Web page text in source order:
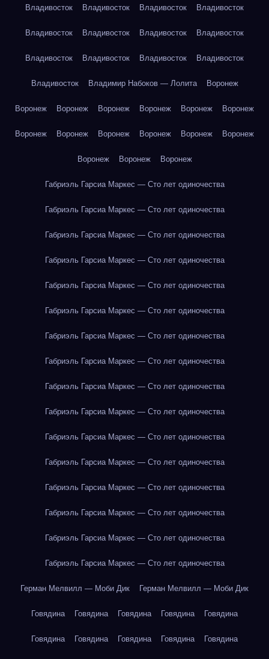
Владивосток Владивосток Владивосток Владивосток
Владивосток Владивосток Владивосток Владивосток
Владивосток Владивосток Владивосток Владивосток
Владивосток Владимир Набоков — Лолита Воронеж
Воронеж Воронеж Воронеж Воронеж Воронеж Воронеж
Воронеж Воронеж Воронеж Воронеж Воронеж Воронеж
Воронеж Воронеж Воронеж
Габриэль Гарсиа Маркес — Сто лет одиночества
Габриэль Гарсиа Маркес — Сто лет одиночества
Габриэль Гарсиа Маркес — Сто лет одиночества
Габриэль Гарсиа Маркес — Сто лет одиночества
Габриэль Гарсиа Маркес — Сто лет одиночества
Габриэль Гарсиа Маркес — Сто лет одиночества
Габриэль Гарсиа Маркес — Сто лет одиночества
Габриэль Гарсиа Маркес — Сто лет одиночества
Габриэль Гарсиа Маркес — Сто лет одиночества
Габриэль Гарсиа Маркес — Сто лет одиночества
Габриэль Гарсиа Маркес — Сто лет одиночества
Габриэль Гарсиа Маркес — Сто лет одиночества
Габриэль Гарсиа Маркес — Сто лет одиночества
Габриэль Гарсиа Маркес — Сто лет одиночества
Габриэль Гарсиа Маркес — Сто лет одиночества
Габриэль Гарсиа Маркес — Сто лет одиночества
Герман Мелвилл — Моби Дик Герман Мелвилл — Моби Дик
Говядина Говядина Говядина Говядина Говядина
Говядина Говядина Говядина Говядина Говядина